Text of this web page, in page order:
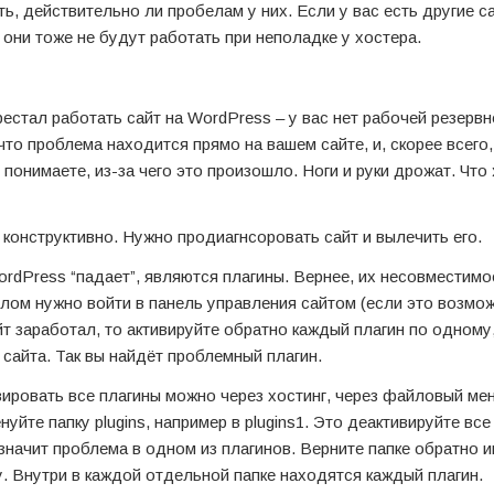
действительно ли пробелам у них. Если у вас есть другие
тоже не будут работать при неполадке у хостера.
работать сайт на WordPress – у вас нет рабочей
проблема находится прямо на вашем сайте, и, скорее
из-за чего это произошло. Ноги и руки дрожат.
Нужно продиагнсоровать сайт и вылечить его.
“падает”, являются плагины. Вернее, их
нужно войти в панель управления сайтом (если это
заработал, то активируйте обратно каждый плагин по
Так вы найдёт проблемный плагин.
все плагины можно через хостинг, через файловый
папку plugins, например в plugins1. Это деактивируйте
проблема в одном из плагинов. Верните папке обратно
Внутри в каждой отдельной папке находятся каждый плагин.